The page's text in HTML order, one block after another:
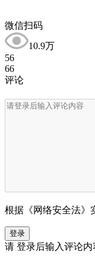
微信扫码
10.9万
56
66
评论
根据《网络安全法》
登录
请 登录后输入评论内